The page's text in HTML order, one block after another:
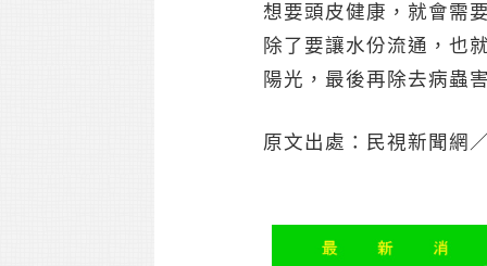
想要頭皮健康，就會需
除了要讓水份流通，也
陽光，最後再除去病蟲
原文出處：民視新聞網